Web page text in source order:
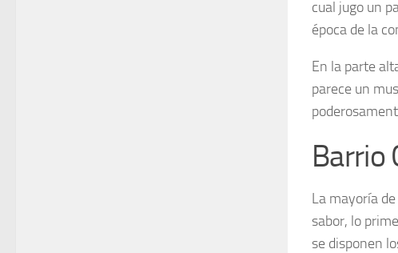
cual jugo un
época de la
En la parte
parece un
Barrio
La mayoría
sabor, lo
se disponen